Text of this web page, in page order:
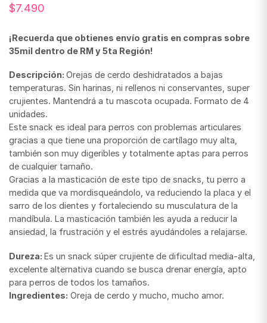
$7.490
¡Recuerda que obtienes envío gratis en compras sobre
35mil dentro de RM y 5ta Región!
Descripción: Orejas de cerdo deshidratados a bajas
temperaturas. Sin harinas, ni rellenos ni conservantes, super
crujientes. Mantendrá a tu mascota ocupada. Formato de 4
unidades.
Este snack es ideal para perros con problemas articulares
gracias a que tiene una proporción de cartílago muy alta,
también son muy digeribles y totalmente aptas para perros
de cualquier tamaño.
Gracias a la masticación de este tipo de snacks, tu perro a
medida que va mordisqueándolo, va reduciendo la placa y el
sarro de los dientes y fortaleciendo su musculatura de la
mandíbula. La masticación también les ayuda a reducir la
ansiedad, la frustración y el estrés ayudándoles a relajarse.
Dureza: Es un snack súper crujiente de dificultad media-alta,
excelente alternativa cuando se busca drenar energía, apto
para perros de todos los tamaños.
Ingredientes: Oreja de cerdo y mucho, mucho amor.